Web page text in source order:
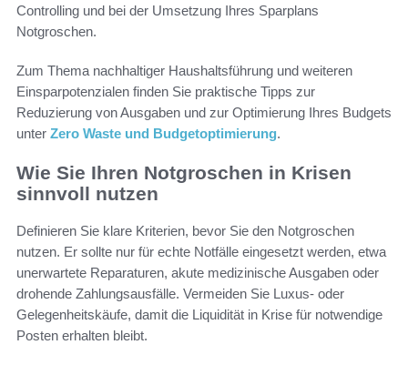
Controlling und bei der Umsetzung Ihres Sparplans
Notgroschen.
Zum Thema nachhaltiger Haushaltsführung und weiteren
Einsparpotenzialen finden Sie praktische Tipps zur
Reduzierung von Ausgaben und zur Optimierung Ihres Budgets
unter Zero Waste und Budgetoptimierung.
Wie Sie Ihren Notgroschen in Krisen
sinnvoll nutzen
Definieren Sie klare Kriterien, bevor Sie den Notgroschen
nutzen. Er sollte nur für echte Notfälle eingesetzt werden, etwa
unerwartete Reparaturen, akute medizinische Ausgaben oder
drohende Zahlungsausfälle. Vermeiden Sie Luxus- oder
Gelegenheitskäufe, damit die Liquidität in Krise für notwendige
Posten erhalten bleibt.